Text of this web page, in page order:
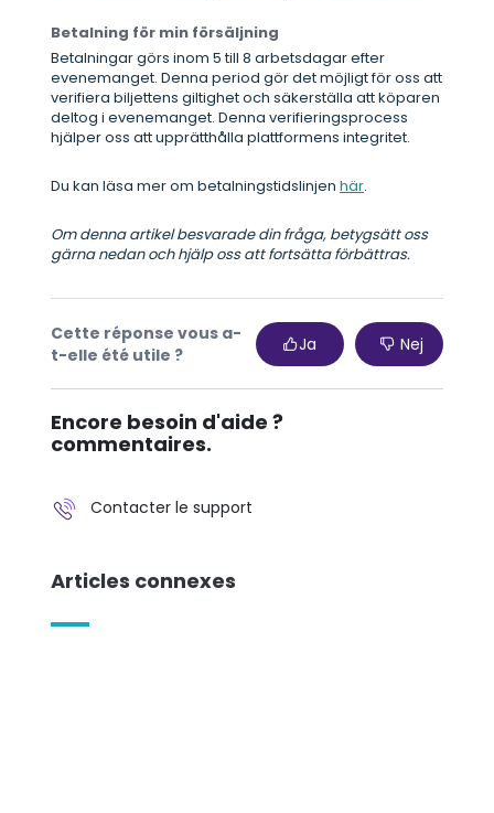
Betalning för min försäljning
Betalningar görs inom 5 till 8 arbetsdagar efter
evenemanget. Denna period gör det möjligt för oss att
verifiera biljettens giltighet och säkerställa att köparen
deltog i evenemanget. Denna verifieringsprocess
hjälper oss att upprätthålla plattformens integritet.
Du kan läsa mer om betalningstidslinjen här.
Om denna artikel besvarade din fråga, betygsätt oss
gärna nedan och hjälp oss att fortsätta förbättras.
Cette réponse vous a-
t-elle été utile ?
Ja Nej
Encore besoin d'aide ?
commentaires.
Contacter le support
Articles connexes